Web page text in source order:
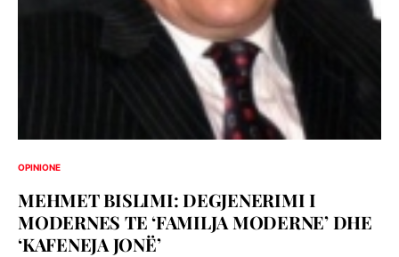
OPINIONE
MEHMET BISLIMI: DEGJENERIMI I
MODERNES TE ‘FAMILJA MODERNE’ DHE
‘KAFENEJA JONË’